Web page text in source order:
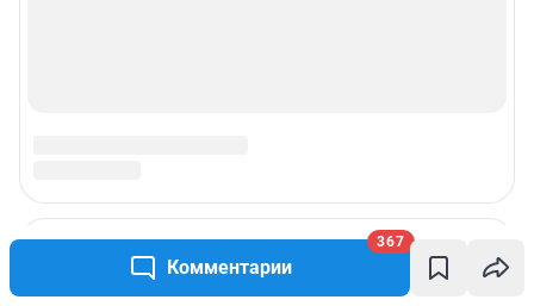
Комментарии
367